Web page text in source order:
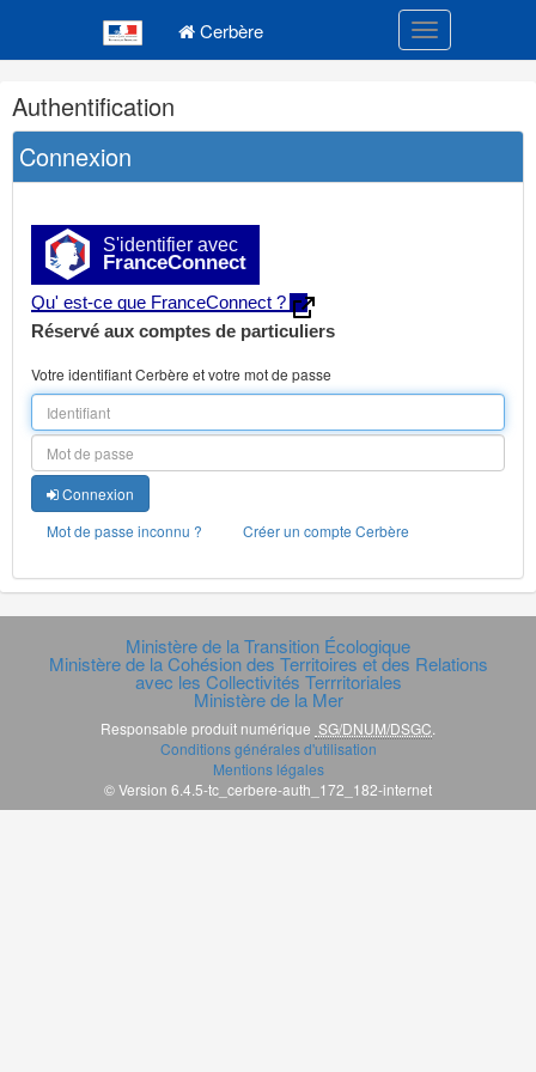
Cerbère Toggle
Navigation
et
outils
annexes
Authentification
Connexion
S'identifier avec
FranceConnect
Qu' est-ce que FranceConnect ?
Réservé aux comptes de particuliers
Votre identifiant Cerbère et votre mot de passe
Connexion
Mot de passe inconnu ?
Créer un compte Cerbère
Ministère de la Transition Écologique
Ministère de la Cohésion des Territoires et des Relations
avec les Collectivités Terrritoriales
Ministère de la Mer
Responsable produit numérique SG/DNUM/DSGC.
Conditions générales d'utilisation
Mentions légales
© Version 6.4.5-tc_cerbere-auth_172_182-internet